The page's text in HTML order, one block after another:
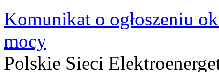
Komunikat o ogłoszeniu
mocy
Polskie Sieci